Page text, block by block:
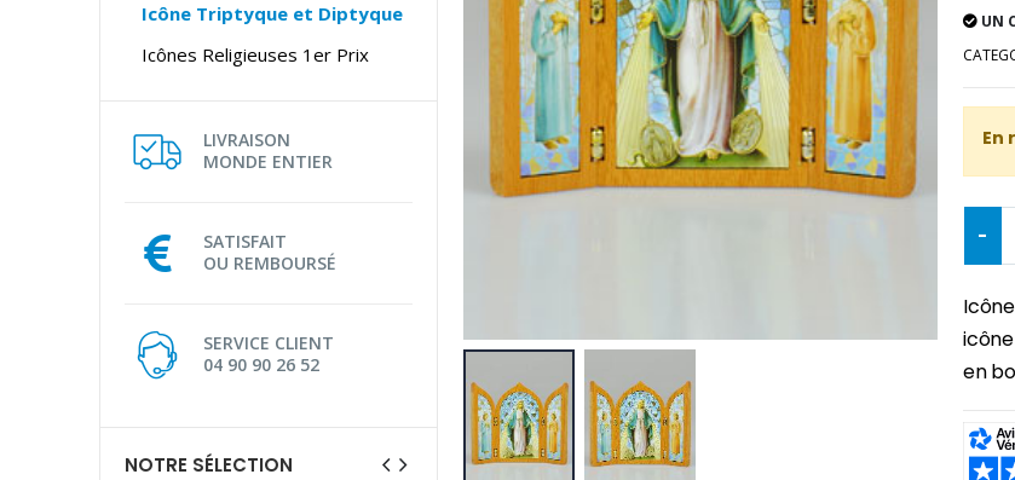
Icône Triptyque et Diptyque
Icônes Religieuses 1er Prix
LIVRAISON
MONDE ENTIER
SATISFAIT
OU REMBOURSÉ
SERVICE CLIENT
04 90 90 26 52
NOTRE SÉLECTION
UN
En
-
en